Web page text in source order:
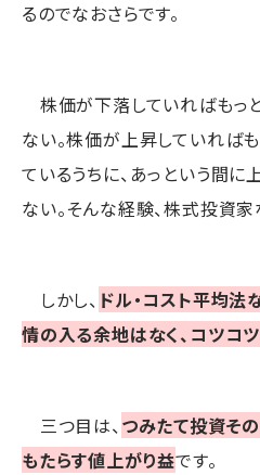
るのでなおさらです。
株価が下落していればもっ
ない。株価が上昇していれば
ているうちに、あっという間に
ない。そんな経験、株式投資家
しかし、 ドル・コスト平均法
情の入る余地はなく、コツコ
三つ目は、つみたて投資そ
もたらす値上がり益です。